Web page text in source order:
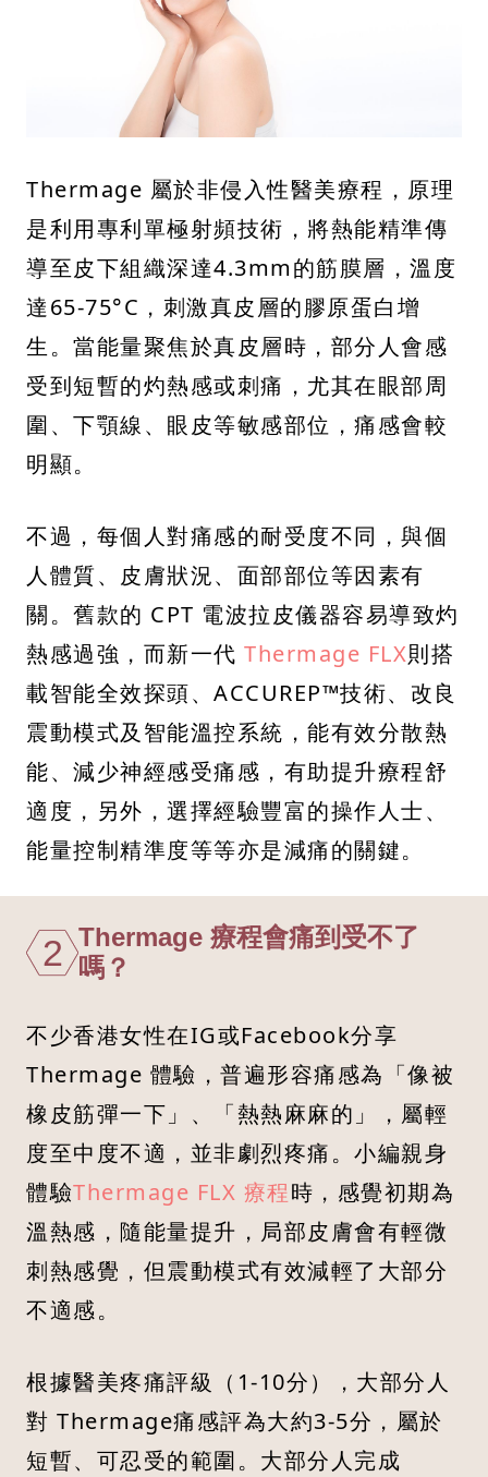
Thermage 屬於非侵入性醫美療程，原理
是利用專利單極射頻技術，將熱能精準傳
導至皮下組織深達4.3mm的筋膜層，溫度
達65-75°C，刺激真皮層的膠原蛋白增
生。當能量聚焦於真皮層時，部分人會感
受到短暫的灼熱感或刺痛，尤其在眼部周
圍、下顎線、眼皮等敏感部位，痛感會較
明顯。
不過，每個人對痛感的耐受度不同，與個
人體質、皮膚狀況、面部部位等因素有
關。舊款的 CPT 電波拉皮儀器容易導致灼
熱感過強，而新一代 Thermage FLX則搭
載智能全效探頭、ACCUREP™技術、改良
震動模式及智能溫控系統，能有效分散熱
能、減少神經感受痛感，有助提升療程舒
適度，另外，選擇經驗豐富的操作人士、
能量控制精準度等等亦是減痛的關鍵。
2 Thermage 療程會痛到受不了
嗎？
不少香港女性在IG或Facebook分享
Thermage 體驗，普遍形容痛感為「像被
橡皮筋彈一下」、「熱熱麻麻的」，屬輕
度至中度不適，並非劇烈疼痛。小編親身
體驗Thermage FLX 療程時，感覺初期為
溫熱感，隨能量提升，局部皮膚會有輕微
刺熱感覺，但震動模式有效減輕了大部分
不適感。
根據醫美疼痛評級（1-10分），大部分人
對 Thermage痛感評為大約3-5分，屬於
短暫、可忍受的範圍。大部分人完成